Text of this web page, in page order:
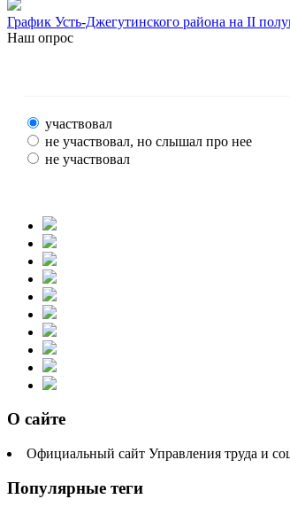
График Усть-Джегутинского района на II
Наш опрос
участвовал
не участвовал, но слышал про нее
не участвовал
О сайте
Официальный сайт Управления труда и
Популярные теги